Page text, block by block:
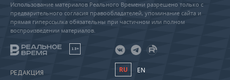
Использование материалов Реального Времени разрешено только с
предварительного согласия правообладателей, упоминание сайта и
прямая гиперссылка обязательны при частичном или полном
воспроизведении материалов.
18+
РЕДАКЦИЯ RU EN